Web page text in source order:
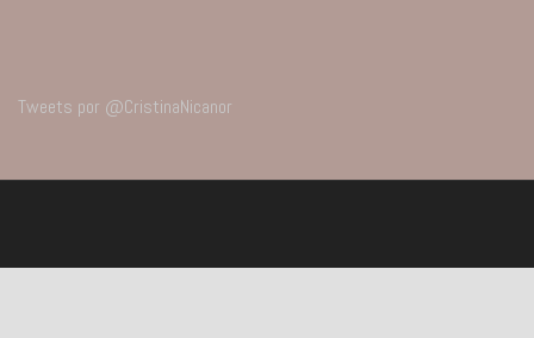
Tweets por @CristinaNicanor